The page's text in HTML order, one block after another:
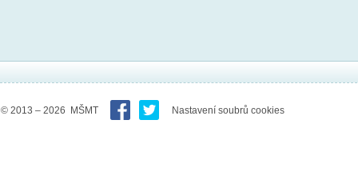
© 2013 – 2026 MŠMT Nastavení soubrů cookies